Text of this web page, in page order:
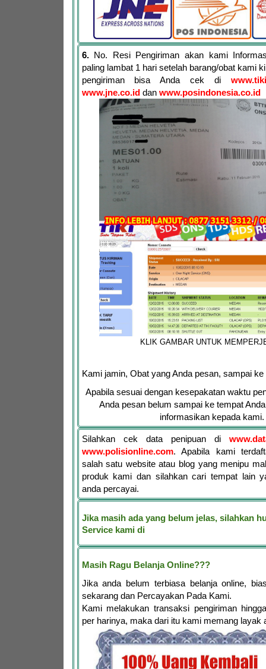
6.No. Resi Pengiriman akan kami
paling lambat 1 hari setelah barang/obat kami
pengiriman bisa Anda cek di
www.jne.co.iddan www.posindonesia.co.id
KLIK GAMBAR UNTUK
Kami jamin, Obat yang Anda pesan, sampai ke
Apabila sesuai dengan kesepakatan waktu
Anda pesan belum sampai ke tempat
informasikan kepada kami.
Silahkan cek data penipuan di
www.polisionline.com. Apabila kami
salah satu website atau blog yang menipu
produk kami dan silahkan cari tempat lain
anda percayai.
Jika masih ada yang belum jelas, silahkan
Service kami di
Masih Ragu Belanja Online???
Jika anda belum terbiasa belanja online,
sekarang dan Percayakan Pada Kami.
Kami melakukan transaksi pengiriman
per harinya, maka dari itu kami memang layak